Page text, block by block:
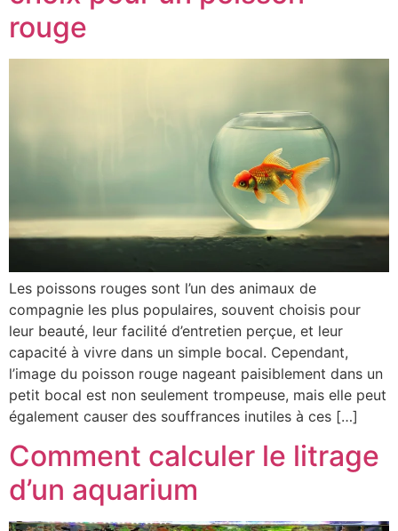
rouge
Les poissons rouges sont l’un des animaux de
compagnie les plus populaires, souvent choisis pour
leur beauté, leur facilité d’entretien perçue, et leur
capacité à vivre dans un simple bocal. Cependant,
l’image du poisson rouge nageant paisiblement dans un
petit bocal est non seulement trompeuse, mais elle peut
également causer des souffrances inutiles à ces […]
Comment calculer le litrage
d’un aquarium